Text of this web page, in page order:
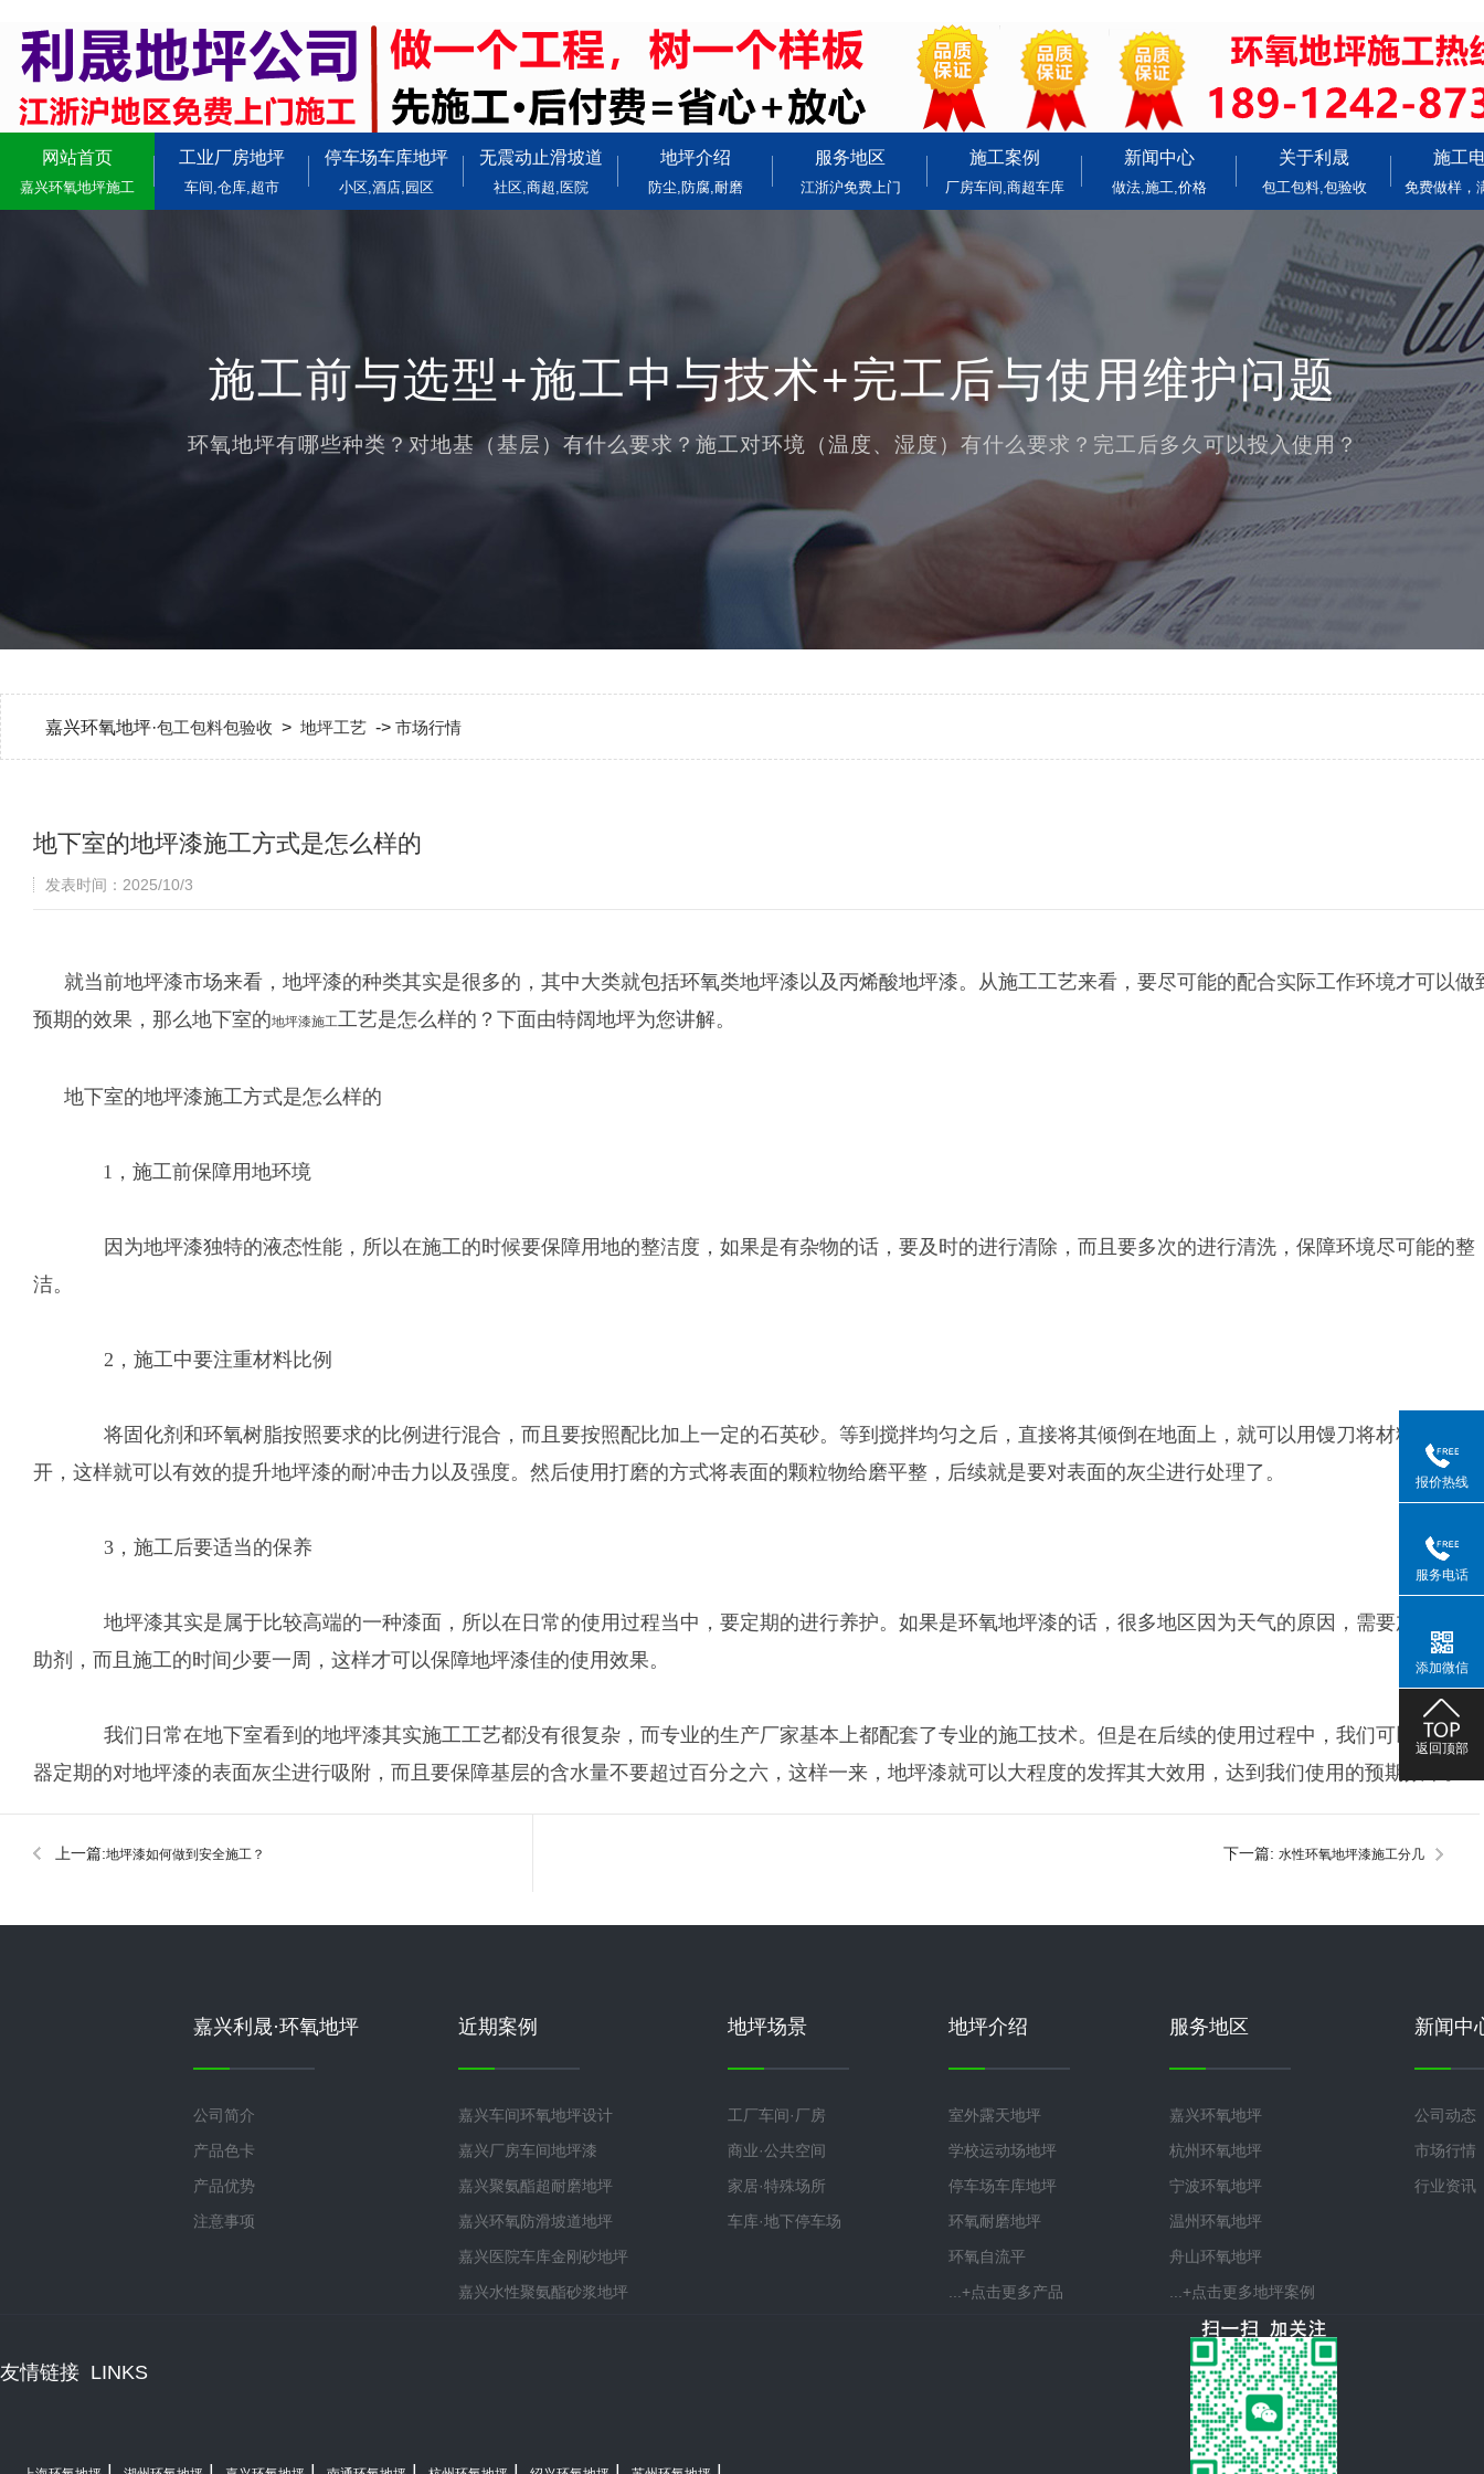
网站首页
嘉兴环氧地坪施工
工业厂房地坪
车间,仓库,超市
停车场车库地坪
小区,酒店,园区
无震动止滑坡道
社区,商超,医院
地坪介绍
防尘,防腐,耐磨
服务地区
江浙沪免费上门
施工案例
厂房车间,商超车库
新闻中心
做法,施工,价格
关于利晟
包工包料,包验收
施工
免费做样，
施工前与选型+施工中与技术+完工后与使用维护问题
环氧地坪有哪些种类？对地基（基层）有什么要求？施工对环境（温度、湿度）有什么要求？完工后多久可以投入使用？
嘉兴环氧地坪·包工包料包验收 > 地坪工艺 -> 市场行情
地下室的地坪漆施工方式是怎么样的
发表时间：2025/10/3
就当前地坪漆市场来看，地坪漆的种类其实是很多的，其中大类就包括环氧类地坪漆以及丙烯酸地坪漆。从施工工艺来看，要尽可能的配合实际工作环境才可以做
预期的效果，那么地下室的地坪漆施工工艺是怎么样的？下面由特阔地坪为您讲解。
地下室的地坪漆施工方式是怎么样的
1，施工前保障用地环境
因为地坪漆独特的液态性能，所以在施工的时候要保障用地的整洁度，如果是有杂物的话，要及时的进行清除，而且要多次的进行清洗，保障环境尽可能的整
洁。
2，施工中要注重材料比例
将固化剂和环氧树脂按照要求的比例进行混合，而且要按照配比加上一定的石英砂。等到搅拌均匀之后，直接将其倾倒在地面上，就可以用馒刀将材料均匀的
开，这样就可以有效的提升地坪漆的耐冲击力以及强度。然后使用打磨的方式将表面的颗粒物给磨平整，后续就是要对表面的灰尘进行处理了。
3，施工后要适当的保养
地坪漆其实是属于比较高端的一种漆面，所以在日常的使用过程当中，要定期的进行养护。如果是环氧地坪漆的话，很多地区因为天气的原因，需要加入
助剂，而且施工的时间少要一周，这样才可以保障地坪漆佳的使用效果。
我们日常在地下室看到的地坪漆其实施工工艺都没有很复杂，而专业的生产厂家基本上都配套了专业的施工技术。但是在后续的使用过程中，我们可以使用吸
器定期的对地坪漆的表面灰尘进行吸附，而且要保障基层的含水量不要超过百分之六，这样一来，地坪漆就可以大程度的发挥其大效用，达到我们使用的预期效果。
上一篇:地坪漆如何做到安全施工？ 下一篇: 水性环氧地坪漆施工分几
嘉兴利晟·环氧地坪
公司简介
产品色卡
产品优势
注意事项
近期案例
嘉兴车间环氧地坪设计
嘉兴厂房车间地坪漆
嘉兴聚氨酯超耐磨地坪
嘉兴环氧防滑坡道地坪
嘉兴医院车库金刚砂地坪
嘉兴水性聚氨酯砂浆地坪
地坪场景
工厂车间·厂房
商业·公共空间
家居·特殊场所
车库·地下停车场
地坪介绍
室外露天地坪
学校运动场地坪
停车场车库地坪
环氧耐磨地坪
环氧自流平
...+点击更多产品
服务地区
嘉兴环氧地坪
杭州环氧地坪
宁波环氧地坪
温州环氧地坪
舟山环氧地坪
...+点击更多地坪案例
新闻中
公司动态
市场行情
行业资讯
友情链接 LINKS
报价热线
服务电话
添加微信
返回顶部